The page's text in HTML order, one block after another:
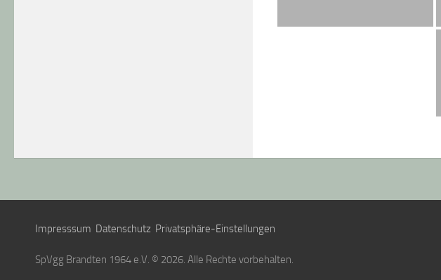
Impresssum Datenschutz Privatsphäre-Einstellungen
SpVgg Brandten 1964 e.V. © 2026. Alle Rechte vorbehalten.